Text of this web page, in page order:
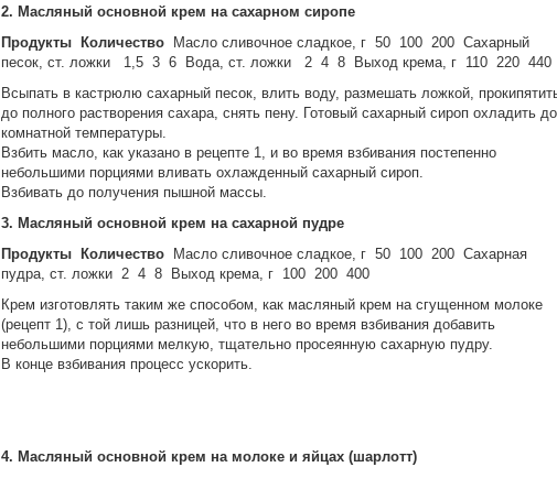
2. Масляный основной крем на сахарном сиропе
Продукты
Количество Масло сливочное сладкое, г 50 100 200 Сахарный
песок, ст. ложки 1,5 3 6 Вода, ст. ложки 2 4 8 Выход крема, г 110 220 440
Всыпать в кастрюлю сахарный песок, влить воду, размешать ложкой,
до полного растворения сахара, снять пену. Готовый сахарный сироп охладить до
комнатной температуры.
Взбить масло, как указано в рецепте 1, и во время взбивания постепенно
небольшими порциями вливать охлажденный сахарный сироп.
Взбивать до получения пышной массы.
3. Масляный основной крем на сахарной пудре
Продукты
Количество Масло сливочное сладкое, г 50 100 200 Сахарная
пудра, ст. ложки 2 4 8 Выход крема, г 100 200 400
Крем изготовлять таким же способом, как масляный крем на сгущенном молоке
(рецепт 1), с той лишь разницей, что в него во время взбивания добавить
небольшими порциями мелкую, тщательно просеянную сахарную пудру.
В конце взбивания процесс ускорить.
4. Масляный основной крем на молоке и яйцах (шарлотт)